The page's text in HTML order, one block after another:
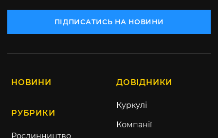
ПІДПИСАТИСЬ НА НОВИНИ
НОВИНИ
РУБРИКИ
Рослинництво
ДОВІДНИКИ
Куркулі
Компанії